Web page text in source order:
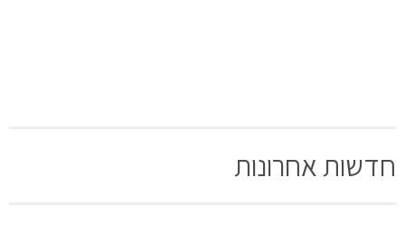
חדשות אחרונות